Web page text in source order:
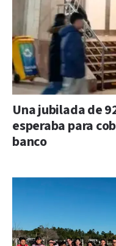
Una jubilada de
esperaba para
banco